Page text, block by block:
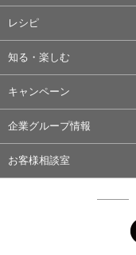
レシピ
知る・楽しむ
キャンペーン
企業グループ情報
お客様相談室